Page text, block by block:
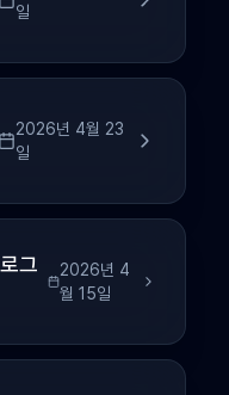
일
2026년 4월 23
일
그
2026년 4
월 15일